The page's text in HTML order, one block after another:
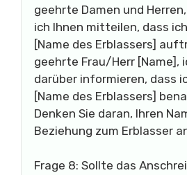
geehrte Damen und
ich Ihnen mitteilen, dass
[Name des Erblassers]
geehrte Frau/Herr [Name],
darüber informieren, dass
[Name des Erblassers]
Denken Sie daran, Ihren
Beziehung zum Erblasser
Frage 8: Sollte das